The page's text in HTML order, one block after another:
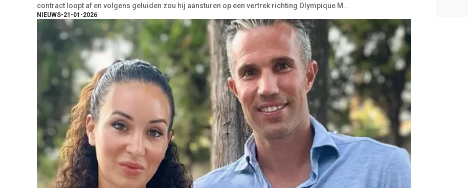
contract loopt af en volgens geluiden zou hij aansturen op een vertrek richting Olympique M...
NIEUWS•21-01-2026